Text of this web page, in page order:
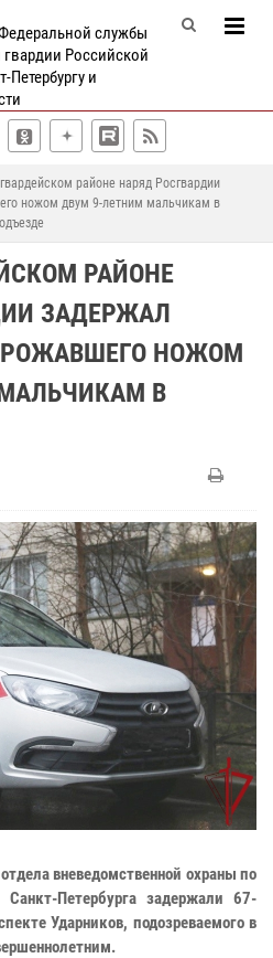
службы
Российской
и
районе наряд Росгвардии
ножом двум 9-летним мальчикам в
РАЙОНЕ
ЗАДЕРЖАЛ
НОЖОМ
В
вневедомственной охраны по
Санкт-Петербурга задержали 67-
Ударников, подозреваемого в